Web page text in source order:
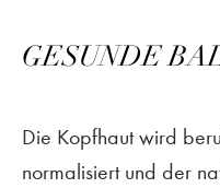
GESUNDE
Die Kopfhaut wird
normalisiert und der